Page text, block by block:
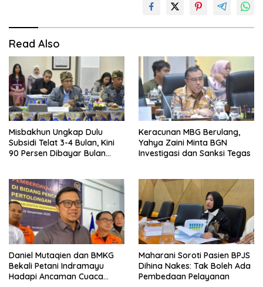
Read Also
Misbakhun Ungkap Dulu
Subsidi Telat 3-4 Bulan, Kini
90 Persen Dibayar Bulan
Keracunan MBG Berulang,
Yahya Zaini Minta BGN
Investigasi dan Sanksi Tegas
Daniel Mutaqien dan BMKG
Bekali Petani Indramayu
Hadapi Ancaman Cuaca
Maharani Soroti Pasien BPJS
Dihina Nakes: Tak Boleh Ada
Pembedaan Pelayanan